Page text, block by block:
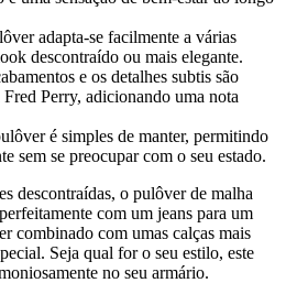
adapta-se facilmente a várias
descontraído ou mais elegante.
e os detalhes subtis são
Perry, adicionando uma nota
é simples de manter, permitindo
sem se preocupar com o seu estado.
descontraídas, o pulôver de malha
com um jeans para um
combinado com umas calças mais
Seja qual for o seu estilo, este
no seu armário.